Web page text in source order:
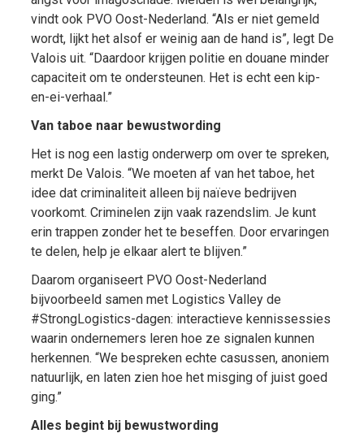
vindt ook PVO Oost-Nederland. “Als er niet gemeld
wordt, lijkt het alsof er weinig aan de hand is”, legt De
Valois uit. “Daardoor krijgen politie en douane minder
capaciteit om te ondersteunen. Het is echt een kip-
en-ei-verhaal.”
Van taboe naar bewustwording
Het is nog een lastig onderwerp om over te spreken,
merkt De Valois. “We moeten af van het taboe, het
idee dat criminaliteit alleen bij naïeve bedrijven
voorkomt. Criminelen zijn vaak razendslim. Je kunt
erin trappen zonder het te beseffen. Door ervaringen
te delen, help je elkaar alert te blijven.”
Daarom organiseert PVO Oost-Nederland
bijvoorbeeld samen met Logistics Valley de
#StrongLogistics-dagen: interactieve kennissessies
waarin ondernemers leren hoe ze signalen kunnen
herkennen. “We bespreken echte casussen, anoniem
natuurlijk, en laten zien hoe het misging of juist goed
ging.”
Alles begint bij bewustwording